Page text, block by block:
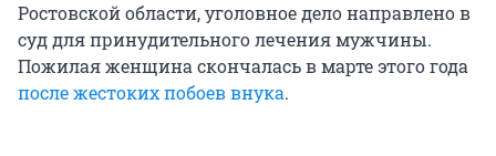
Ростовской области, уголовное дело направлено в
суд для принудительного лечения мужчины.
Пожилая женщина скончалась в марте этого года
после жестоких побоев внука.